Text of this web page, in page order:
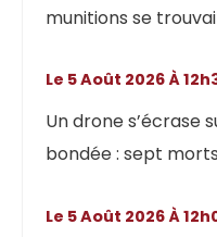
munitions se
Un drone s’écrase
bondée : sept
Le 5 Août 2026 À
Le 5 Août 2026 À